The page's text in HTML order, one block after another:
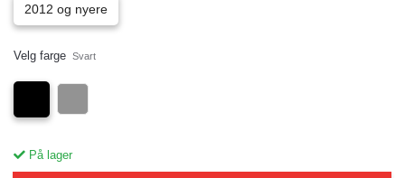
2012 og nyere
Velg farge Svart
På lager